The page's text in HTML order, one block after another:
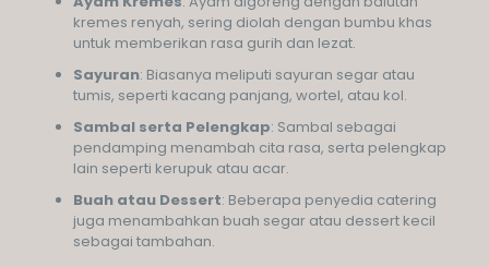
kremes renyah, sering diolah dengan bumbu khas
untuk memberikan rasa gurih dan lezat.
Sayuran: Biasanya meliputi sayuran segar atau
tumis, seperti kacang panjang, wortel, atau kol.
Sambal serta Pelengkap: Sambal sebagai
pendamping menambah cita rasa, serta pelengkap
lain seperti kerupuk atau acar.
Buah atau Dessert: Beberapa penyedia catering
juga menambahkan buah segar atau dessert kecil
sebagai tambahan.